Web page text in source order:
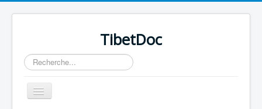
TibetDoc
Rechercher
Basculer
la